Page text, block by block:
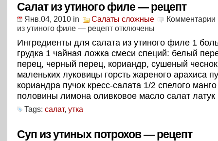
Салат из утиного филе — рецепт
Янв.04, 2010 in Салаты сложные Комментарии
из утиного филе — рецепт отключены
Ингредиенты для салата из утиного филе 1
грудка 1 чайная ложка смеси специй: белый
перец, черный перец, кориандр, сушеный
маленьких луковицы горсть жареного арахиса
кориандра пучок кресс-салата 1/2 спелого манго
половины лимона оливковое масло салат латук
Tags: салат, утка
Суп из утиных потрохов — рецепт